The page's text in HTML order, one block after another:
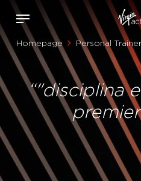
Homepage Personal Trainer
“"disciplina